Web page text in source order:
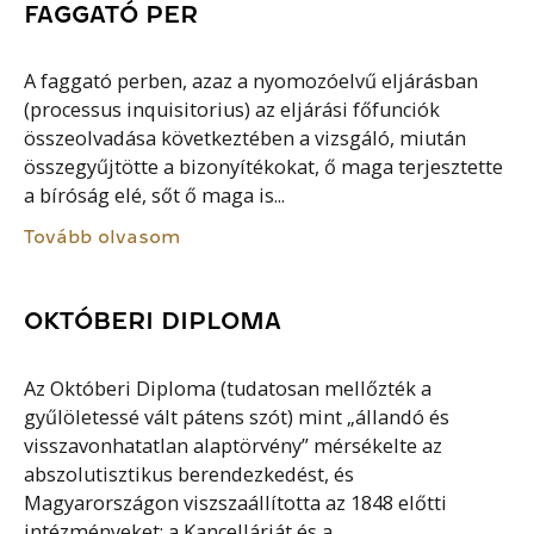
FAGGATÓ PER
A faggató perben, azaz a nyomozóelvű eljárásban
(processus inquisitorius) az eljárási főfunciók
összeolvadása következtében a vizsgáló, miután
összegyűjtötte a bizonyítékokat, ő maga terjesztette
a bíróság elé, sőt ő maga is...
Tovább olvasom
OKTÓBERI DIPLOMA
Az Októberi Diploma (tudatosan mellőzték a
gyűlöletessé vált pátens szót) mint „állandó és
visszavonhatatlan alaptörvény” mérsékelte az
abszolutisztikus berendezkedést, és
Magyarországon viszszaállította az 1848 előtti